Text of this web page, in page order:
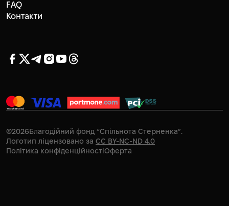
FAQ
Контакти
©2026Благодійний фонд “Спільнота Стерненка”.
Логотип ліцензовано за CC BY-NC-ND 4.0
Політика конфіденційностіОферта